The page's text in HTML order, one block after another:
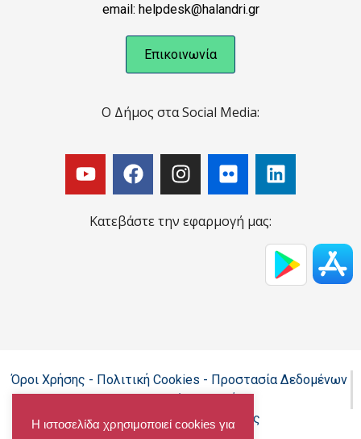
email: helpdesk@halandri.gr
Επικοινωνία
Ο Δήμος στα Social Media:
Κατεβάστε την εφαρμογή μας:
Όροι Χρήσης - Πολιτική Cookies - Προστασία Δεδομένων
Προσωπικού Χαρακτήρα
Δήλωση προσβασιμότητας
Η ιστοσελίδα χρησιμοποιεί cookies για